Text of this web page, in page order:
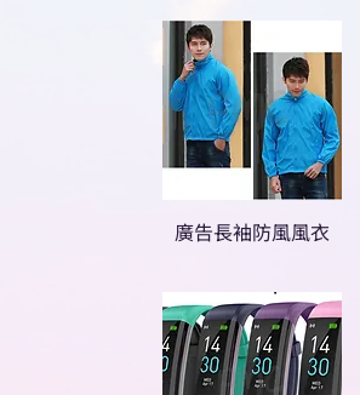
廣告長袖防風風衣